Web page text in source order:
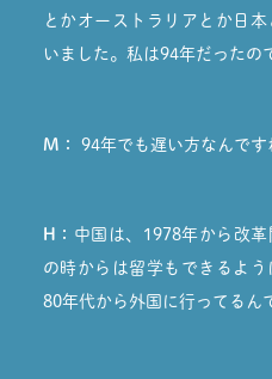
とかオーストラリアとか日
いました。私は94年だったの
M： 94年でも遅い方なんです
H： 中国は、1978年から改
の時からは留学もできるよ
80年代から外国に行ってるん